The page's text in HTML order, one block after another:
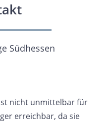
Südhessen
nicht unmittelbar für
erreichbar, da sie